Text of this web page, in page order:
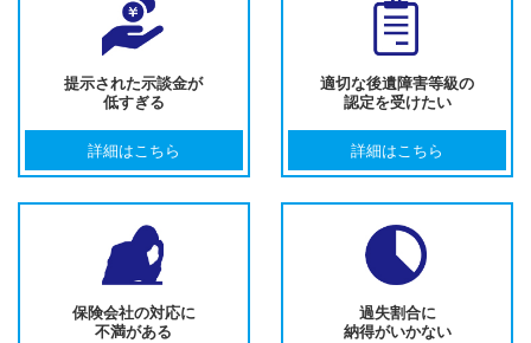
提示された示談金が
低すぎる
詳細はこちら
適切な後遺障害等級の
認定を受けたい
詳細はこちら
保険会社の対応に
不満がある
過失割合に
納得がいかない